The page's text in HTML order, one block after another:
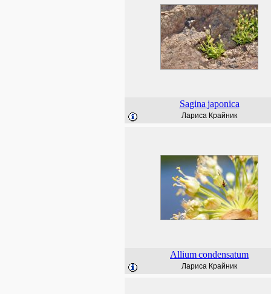
Sagina japonica
Лариса Крайник
Alliumcondensatum
Лариса Крайник